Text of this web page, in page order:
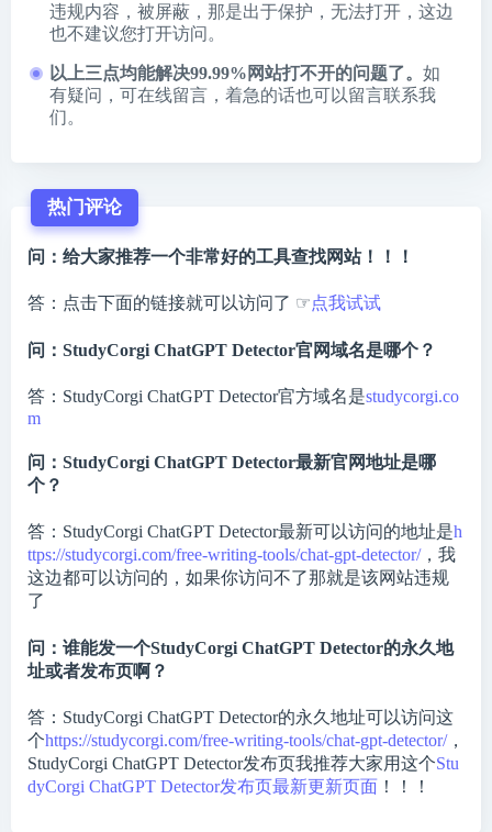
违规内容，被屏蔽，那是出于保护，无法打开，这边
也不建议您打开访问。
以上三点均能解决99.99%网站打不开的问题了。 如
有疑问，可在线留言，着急的话也可以留言联系我
们。
热门评论
问：给大家推荐一个非常好的工具查找网站！！！
答：点击下面的链接就可以访问了 ☞点我试试
问：StudyCorgi ChatGPT Detector官网域名是哪个？
答：StudyCorgi ChatGPT Detector官方域名是studycorgi.co
m
问：StudyCorgi ChatGPT Detector最新官网地址是哪
个？
答：StudyCorgi ChatGPT Detector最新可以访问的地址是h
ttps://studycorgi.com/free-writing-tools/chat-gpt-detector/，我
这边都可以访问的，如果你访问不了那就是该网站违规
了
问：谁能发一个StudyCorgi ChatGPT Detector的永久地
址或者发布页啊？
答：StudyCorgi ChatGPT Detector的永久地址可以访问这
个https://studycorgi.com/free-writing-tools/chat-gpt-detector/，
StudyCorgi ChatGPT Detector发布页我推荐大家用这个Stu
dyCorgi ChatGPT Detector发布页最新更新页面 ！！！